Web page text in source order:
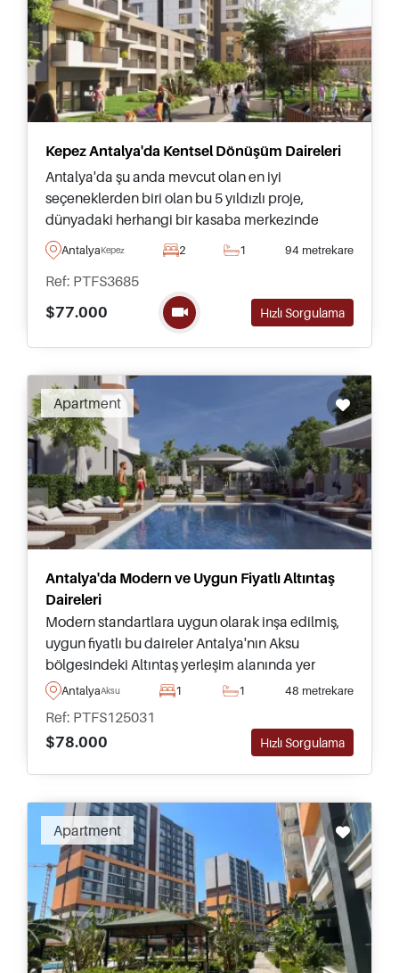
Kepez Antalya'da Kentsel Dönüşüm Daireleri
Antalya'da şu anda mevcut olan en iyi
seçeneklerden biri olan bu 5 yıldızlı proje,
dünyadaki herhangi bir kasaba merkezinde
bulunabilecek tüm olanakları sunar ve avantajlı
ödeme planları ile bugün satışa sunulmuştur.
AntalyaKepez 2 1 94 metrekare
Ref: PTFS3685
$77.000
Hızlı Sorgulama
Apartment
Recommended
Antalya'da Modern ve Uygun Fiyatlı Altıntaş
Daireleri
Modern standartlara uygun olarak inşa edilmiş,
uygun fiyatlı bu daireler Antalya'nın Aksu
bölgesindeki Altıntaş yerleşim alanında yer
almakta olup sosyal tesislere sahip yüksek kaliteli
AntalyaAksu 1 1 48 metrekare
Ref: PTFS125031
$78.000
Hızlı Sorgulama
Apartment
Recommended